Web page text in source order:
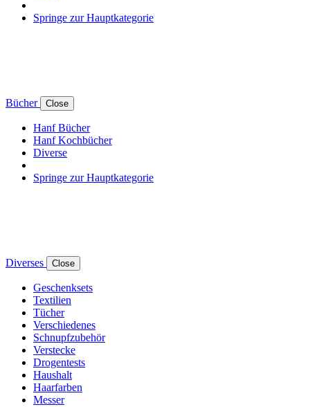
Springe zur Hauptkategorie
Bücher Close
Hanf Bücher
Hanf Kochbücher
Diverse
Springe zur Hauptkategorie
Diverses Close
Geschenksets
Textilien
Tücher
Verschiedenes
Schnupfzubehör
Verstecke
Drogentests
Haushalt
Haarfarben
Messer